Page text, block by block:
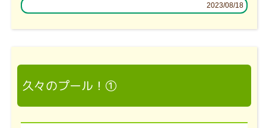
2023/08/18
久々のプール！①